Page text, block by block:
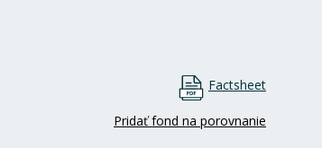
Factsheet
Pridať fond na porovnanie